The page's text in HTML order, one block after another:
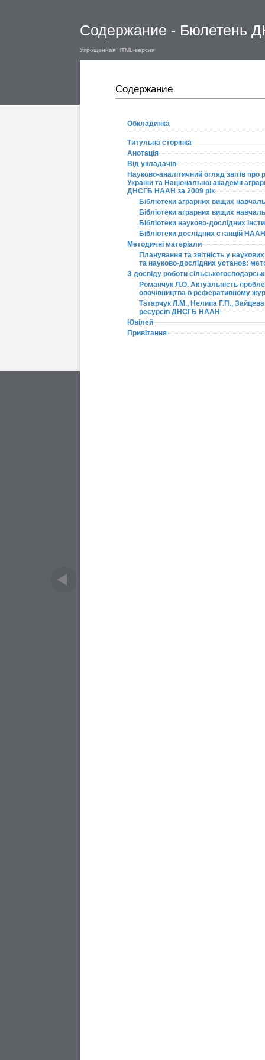
Содержание - Бюлетень
Упрощенная HTML-версия
Содержание
Обкладинка
Титульна сторінка
Анотація
Від укладачів
Науково-аналітичний огляд звітів про
України та Національної академії
ДНСГБ НААН за 2009 рік
Бібліотеки аграрних вищих
Бібліотеки аграрних вищих
Бібліотеки науково-дослідних
Бібліотеки дослідних станцій НААН
Методичні матеріали
Планування та звітність у
та науково-дослідних установ:
З досвіду роботи
Романчук Л.О. Актуальність
овочівництва в реферативному
Татарчук Л.М., Нелипа Г.П., Зайцева
ресурсів ДНСГБ НААН
Ювілей
Привітання